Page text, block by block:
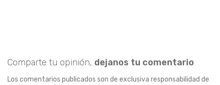
Comparte tu opinión, dejanos tu comentario
Los comentarios publicados son de exclusiva responsabilidad de